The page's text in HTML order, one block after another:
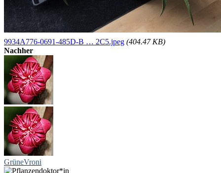
9934A776-0691-485D-B … 2C5.jpeg (404.47 KB)
Nachher
GrüneVroni